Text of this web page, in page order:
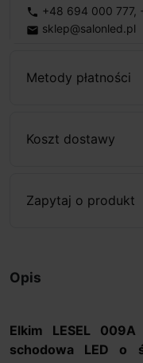
phone +48 694 000 777,
email sklep@salonled.pl
Metody płatności
Koszt dostawy
Zapytaj o produkt
Opis
Elkim LESEL 009A
schodowa LED o